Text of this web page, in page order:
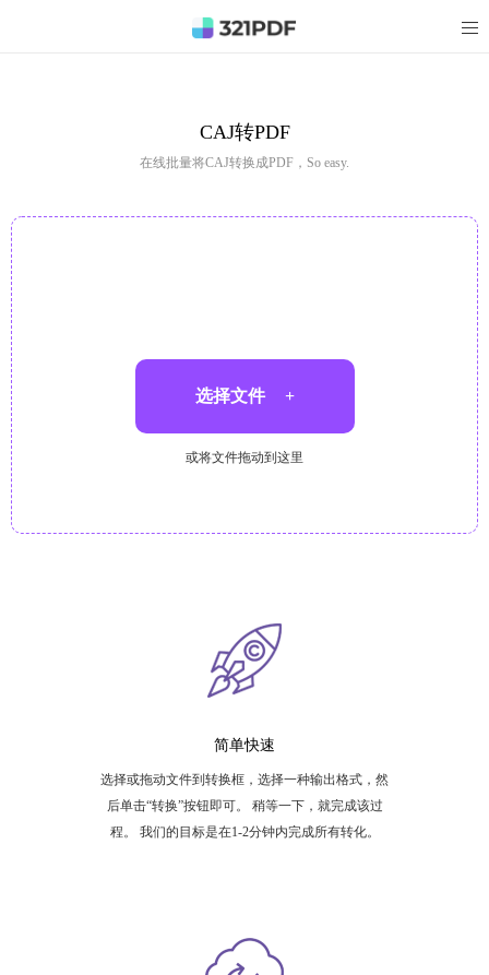
CAJ转PDF
在线批量将CAJ转换成PDF，So easy.
选择文件 +
或将文件拖动到这里
简单快速
选择或拖动文件到转换框，选择一种输出格式，然
后单击“转换”按钮即可。 稍等一下，就完成该过
程。 我们的目标是在1-2分钟内完成所有转化。